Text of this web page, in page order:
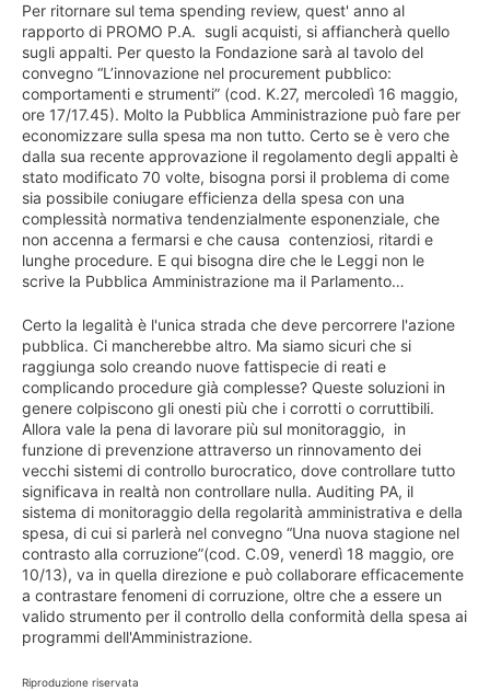
Per ritornare sul tema spending review, quest' anno al
rapporto di PROMO P.A. sugli acquisti, si affiancherà quello
sugli appalti. Per questo la Fondazione sarà al tavolo del
convegno “L’innovazione nel procurement pubblico:
comportamenti e strumenti” (cod. K.27, mercoledì 16 maggio,
ore 17/17.45). Molto la Pubblica Amministrazione può fare per
economizzare sulla spesa ma non tutto. Certo se è vero che
dalla sua recente approvazione il regolamento degli appalti è
stato modificato 70 volte, bisogna porsi il problema di come
sia possibile coniugare efficienza della spesa con una
complessità normativa tendenzialmente esponenziale, che
non accenna a fermarsi e che causa contenziosi, ritardi e
lunghe procedure. E qui bisogna dire che le Leggi non le
scrive la Pubblica Amministrazione ma il Parlamento…
Certo la legalità è l'unica strada che deve percorrere l'azione
pubblica. Ci mancherebbe altro. Ma siamo sicuri che si
raggiunga solo creando nuove fattispecie di reati e
complicando procedure già complesse? Queste soluzioni in
genere colpiscono gli onesti più che i corrotti o corruttibili.
Allora vale la pena di lavorare più sul monitoraggio, in
funzione di prevenzione attraverso un rinnovamento dei
vecchi sistemi di controllo burocratico, dove controllare tutto
significava in realtà non controllare nulla. Auditing PA, il
sistema di monitoraggio della regolarità amministrativa e della
spesa, di cui si parlerà nel convegno “Una nuova stagione nel
contrasto alla corruzione”(cod. C.09, venerdì 18 maggio, ore
10/13), va in quella direzione e può collaborare efficacemente
a contrastare fenomeni di corruzione, oltre che a essere un
valido strumento per il controllo della conformità della spesa ai
programmi dell'Amministrazione.
Riproduzione riservata